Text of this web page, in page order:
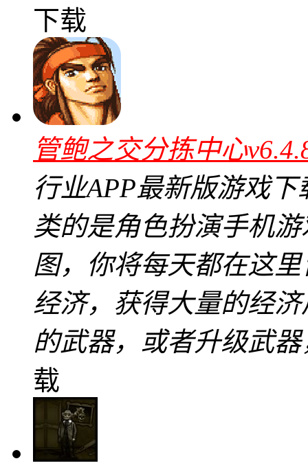
下载
管鲍之交分拣中心
行业APP最新版游戏
类的是角色扮演手机
图，你将每天都在这
经济，获得大量的经
的武器，或者升级武
载